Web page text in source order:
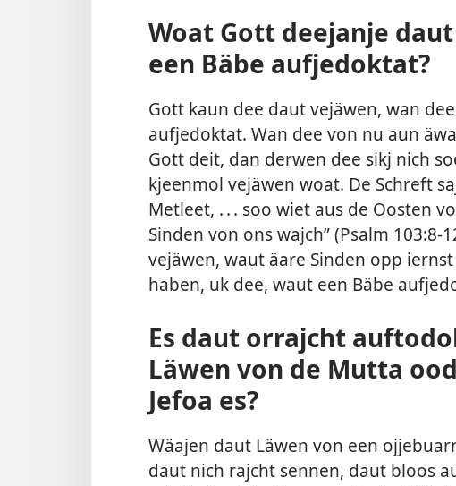
Woat Gott deejanje
een Bäbe aufjedoktat?
Gott kaun dee daut vejäwen, wan
aufjedoktat. Wan dee von nu aun
Gott deit, dan derwen dee sikj nich
kjeenmol vejäwen woat. De Schreft
Metleet, . . . soo wiet aus de Oosten
Sinden von ons wajch” (Psalm 103:8-
vejäwen, waut äare Sinden opp
haben, uk dee, waut een Bäbe
Es daut orrajcht
Läwen von de Mutta
Jefoa es?
Wäajen daut Läwen von een
daut nich rajcht sennen, daut bloos